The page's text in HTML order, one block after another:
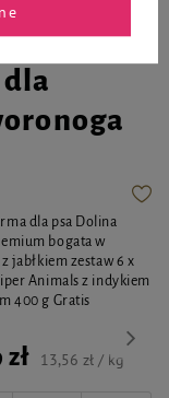
dla psa Dolina
bogata w
jabłkiem zestaw 6 x
Animals z indykiem
400 g Gratis
zł 13,56 zł / kg